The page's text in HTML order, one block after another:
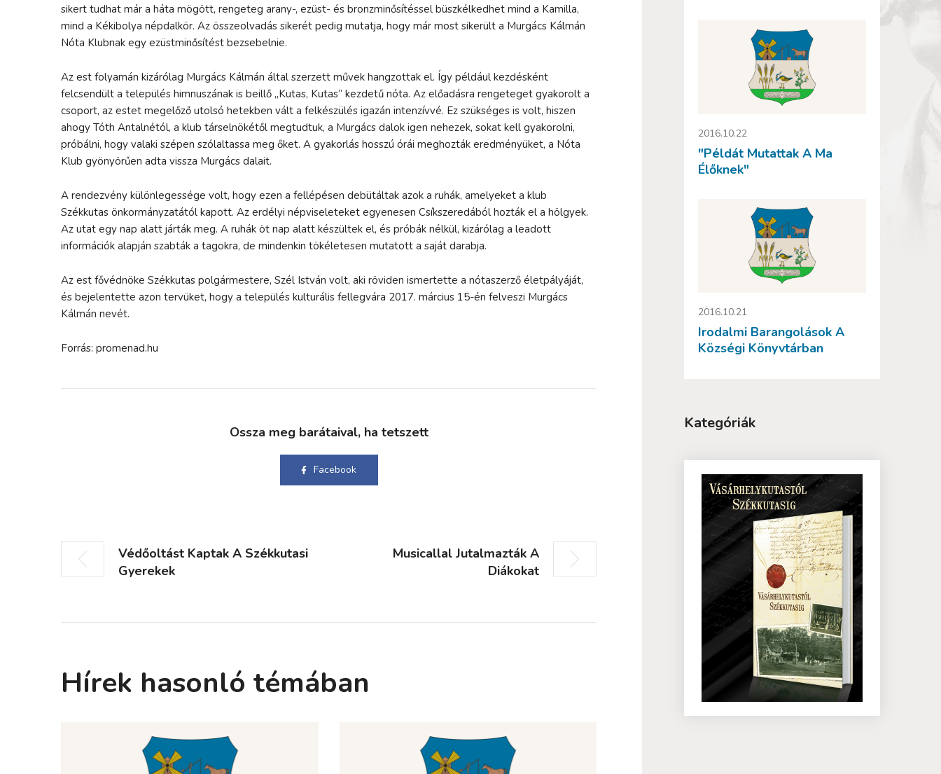
sikert tudhat már a háta mögött, rengeteg arany-, ezüst- és bronzminősítéssel büszkélkedhet mind a Kamilla,
mind a Kékibolya népdalkör. Az összeolvadás sikerét pedig mutatja, hogy már most sikerült a Murgács Kálmán
Nóta Klubnak egy ezüstminősítést bezsebelnie.
Az est folyamán kizárólag Murgács Kálmán által szerzett művek hangzottak el. Így például kezdésként
felcsendült a település himnuszának is beillő „Kutas, Kutas” kezdetű nóta. Az előadásra rengeteget gyakorolt a
csoport, az estet megelőző utolsó hetekben vált a felkészülés igazán intenzívvé. Ez szükséges is volt, hiszen
ahogy Tóth Antalnétól, a klub társelnökétől megtudtuk, a Murgács dalok igen nehezek, sokat kell gyakorolni,
próbálni, hogy valaki szépen szólaltassa meg őket. A gyakorlás hosszú órái meghozták eredményüket, a Nóta
Klub gyönyörűen adta vissza Murgács dalait.
A rendezvény különlegessége volt, hogy ezen a fellépésen debütáltak azok a ruhák, amelyeket a klub
Székkutas önkormányzatától kapott. Az erdélyi népviseleteket egyenesen Csíkszeredából hozták el a hölgyek.
Az utat egy nap alatt járták meg. A ruhák öt nap alatt készültek el, és próbák nélkül, kizárólag a leadott
információk alapján szabták a tagokra, de mindenkin tökéletesen mutatott a saját darabja.
Az est fővédnöke Székkutas polgármestere, Szél István volt, aki röviden ismertette a nótaszerző életpályáját,
és bejelentette azon tervüket, hogy a település kulturális fellegvára 2017. március 15-én felveszi Murgács
Kálmán nevét.
Forrás: promenad.hu
Ossza meg barátaival, ha tetszett
Facebook
Védőoltást Kaptak A Székkutasi
Gyerekek
Musicallal Jutalmazták A
Diákokat
Hírek hasonló témában
2016.10.22
"Példát Mutattak A Ma
Élőknek"
2016.10.21
Irodalmi Barangolások A
Községi Könyvtárban
Kategóriák